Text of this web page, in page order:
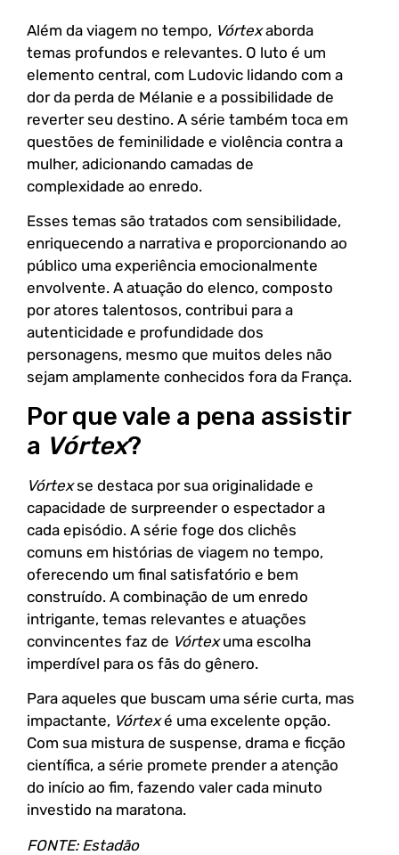
Além da viagem no tempo, Vórtexaborda
temas profundos e relevantes. O luto é um
elemento central, com Ludovic lidando com a
dor da perda de Mélanie e a possibilidade de
reverter seu destino. A série também toca em
questões de feminilidade e violência contra a
mulher, adicionando camadas de
complexidade ao enredo.
Esses temas são tratados com sensibilidade,
enriquecendo a narrativa e proporcionando ao
público uma experiência emocionalmente
envolvente. A atuação do elenco, composto
por atores talentosos, contribui para a
autenticidade e profundidade dos
personagens, mesmo que muitos deles não
sejam amplamente conhecidos fora da França.
Por que vale a pena assistir
a Vórtex?
Vórtexse destaca por sua originalidade e
capacidade de surpreender o espectador a
cada episódio. A série foge dos clichês
comuns em histórias de viagem no tempo,
oferecendo um final satisfatório e bem
construído. A combinação de um enredo
intrigante, temas relevantes e atuações
convincentes faz de Vórtexuma escolha
imperdível para os fãs do gênero.
Para aqueles que buscam uma série curta, mas
impactante, Vórtexé uma excelente opção.
Com sua mistura de suspense, drama e ficção
científica, a série promete prender a atenção
do início ao fim, fazendo valer cada minuto
investido na maratona.
FONTE: Estadão